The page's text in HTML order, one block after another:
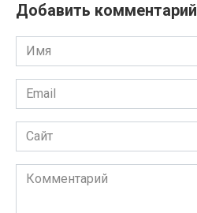
Добавить комментарий
Имя
Email
Сайт
Комментарий